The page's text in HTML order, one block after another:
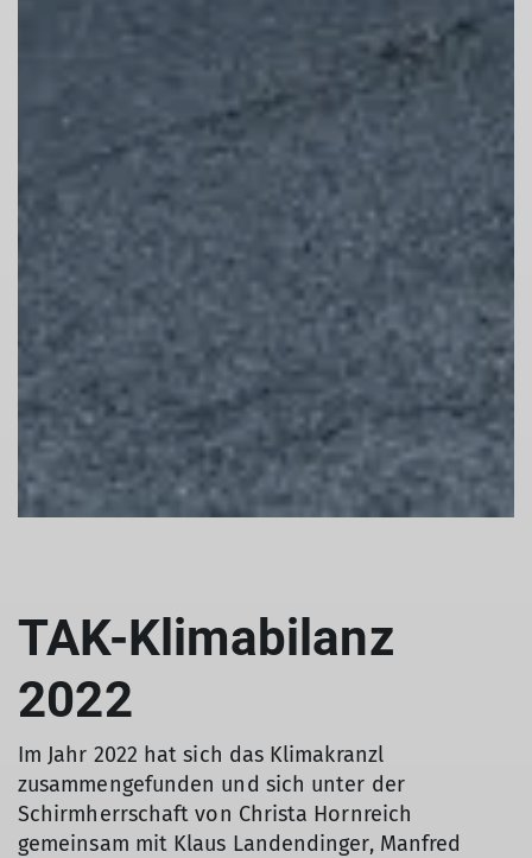
TAK-Klimabilanz
2022
Im Jahr 2022 hat sich das Klimakranzl
zusammengefunden und sich unter der
Schirmherrschaft von Christa Hornreich
gemeinsam mit Klaus Landendinger, Manfred